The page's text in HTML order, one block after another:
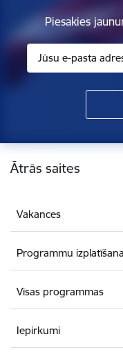
Piesakies
Kājene
Ātrās saites
Vakances
Programmu
Visas programmas
Iepirkumi